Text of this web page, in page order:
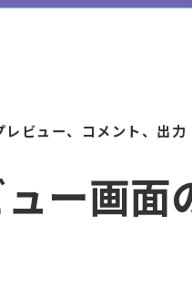
レビュー、コメント、出力
ー画面